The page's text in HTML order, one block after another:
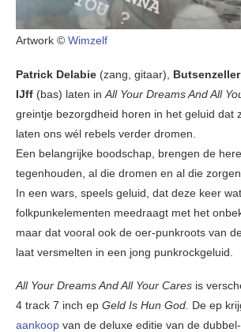
Artwork © Wimzelf
Patrick Delabie (zang, gitaar), Butsenzeller
IJff (bas) laten in All Your Dreams And All
greintje bezorgdheid horen in het geluid dat
laten ons wél rebels verder dromen.
Een belangrijke boodschap, brengen de
tegenhouden, al die dromen en al die
In een wars, speels geluid, dat deze keer wat
folkpunkelementen meedraagt met het
maar dat vooral ook de oer-punkroots van
laat versmelten in een jong punkrockgeluid.
All Your Dreams And All Your Cares is
4 track 7 inch ep Geld Is Hun God. De ep
aankoop van de deluxe editie van de